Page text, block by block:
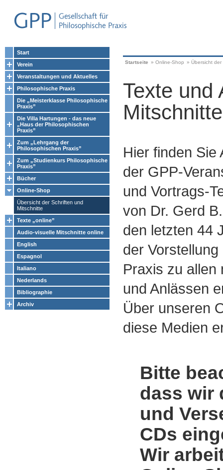
Start
Verein
Veranstaltungen und Aktuelles
Philosophische Praxis
Die „Meisterklasse Philosophische
Praxis”
Die Villa Hartungen - das neue
„Haus der Philosophischen
Praxis”
Zum „Lehrgang der
Philosophischen Praxis”
Zum „Studienkurs Philosophische
Praxis”
Bücher
Online-Shop
Übersicht der Schriften und
Mitschnitte
Texte „online”
Audio-visuelle Mitschnitte online
English
Espagnol
Italiano
Nederlands
Bibliographie
Archiv
Startseite » Online-Shop » Übersicht
Texte und
Mitschnitte
Hier finden Sie
der GPP-
und Vortrags-
von Dr. Gerd
den letzten 44
der
Praxis zu allen
und Anlässen
Über unseren
diese Medien
Bitte
dass wir
und
CDs
Wir